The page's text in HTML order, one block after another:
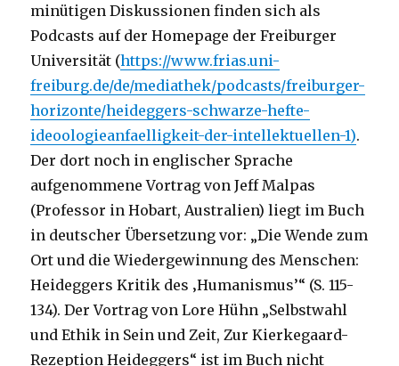
minütigen Diskussionen finden sich als
Podcasts auf der Homepage der Freiburger
Universität (https://www.frias.uni-
freiburg.de/de/mediathek/podcasts/freiburger-
horizonte/heideggers-schwarze-hefte-
ideoologieanfaelligkeit-der-intellektuellen-1).
Der dort noch in englischer Sprache
aufgenommene Vortrag von Jeff Malpas
(Professor in Hobart, Australien) liegt im Buch
in deutscher Übersetzung vor: „Die Wende zum
Ort und die Wiedergewinnung des Menschen:
Heideggers Kritik des ‚Humanismus’“ (S. 115-
134). Der Vortrag von Lore Hühn „Selbstwahl
und Ethik in Sein und Zeit, Zur Kierkegaard-
Rezeption Heideggers“ ist im Buch nicht